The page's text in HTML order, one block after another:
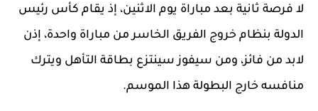
لا فرصة ثانية بعد مباراة يوم الاثنين، إذ يقام كأس رئيس
الدولة بنظام خروج الفريق الخاسر من مباراة واحدة، إذن
لابد من فائز، ومن سيفوز سينتزع بطاقة التأهل ويترك
منافسه خارج البطولة هذا الموسم.